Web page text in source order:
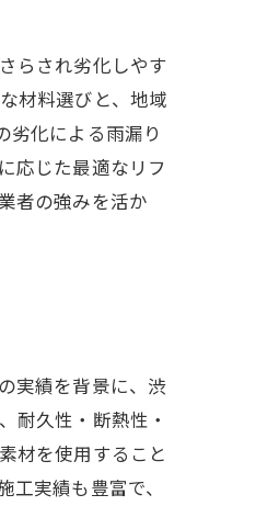
らされ劣化しやす
材料選びと、地域
劣化による雨漏り
応じた最適なリフ
者の強みを活か
実績を背景に、渋
耐久性・断熱性・
材を使用すること
実績も豊富で、